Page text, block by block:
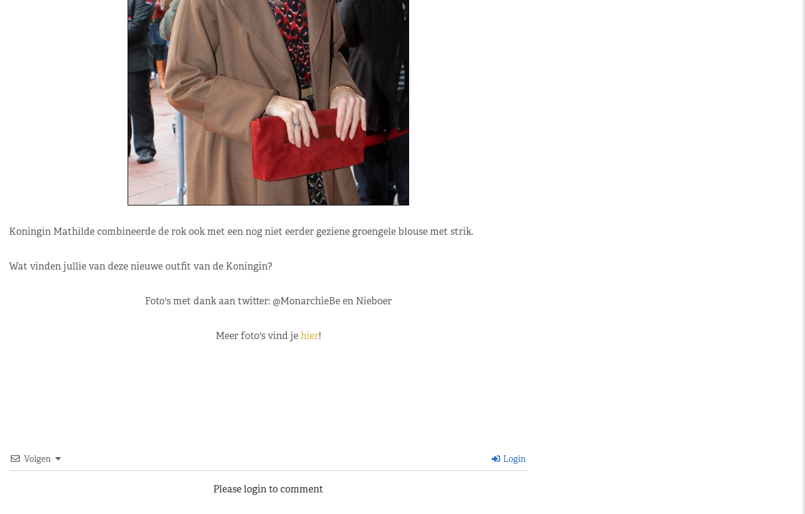
Koningin Mathilde combineerde de rok ook met een nog niet eerder geziene groengele blouse met strik.
Wat vinden jullie van deze nieuwe outfit van de Koningin?
Foto's met dank aan twitter: @MonarchieBe en Nieboer
Meer foto's vind jehier!
Volgen Login
Please login to comment